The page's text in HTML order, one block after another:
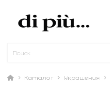
Каталог Украшения